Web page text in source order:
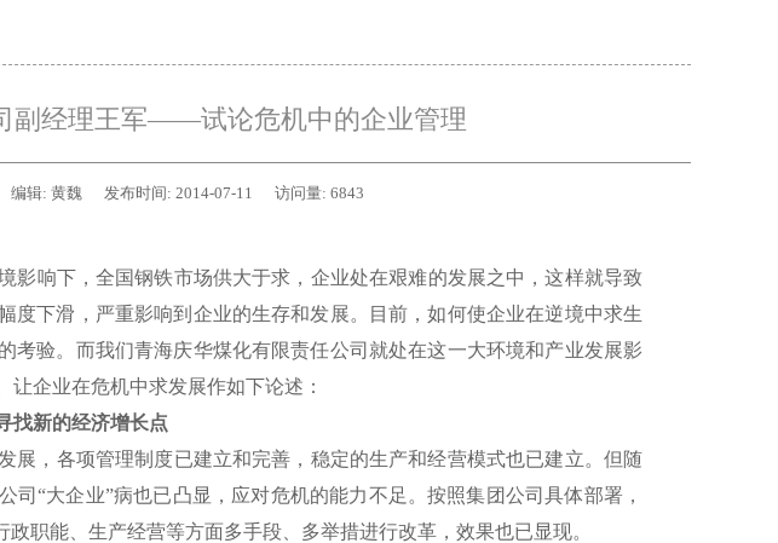
副经理王军——试论危机中的企业管理
编辑: 黄魏 发布时间: 2014-07-11 访问量: 6843
响下，全国钢铁市场供大于求，企业处在艰难的发展之中，这样就导致
度下滑，严重影响到企业的生存和发展。目前，如何使企业在逆境中求生
考验。而我们青海庆华煤化有限责任公司就处在这一大环境和产业发展影
企业在危机中求发展作如下论述：
找新的经济增长点
展，各项管理制度已建立和完善，稳定的生产和经营模式也已建立。但随
司“大企业”病也已凸显，应对危机的能力不足。按照集团公司具体部署，
职能、生产经营等方面多手段、多举措进行改革，效果也已显现。